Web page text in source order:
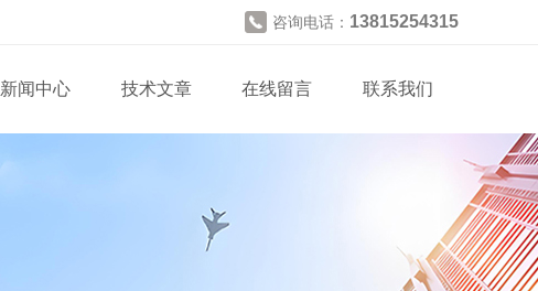
咨询电话： 13815254315
新闻中心 技术文章 在线留言 联系我们